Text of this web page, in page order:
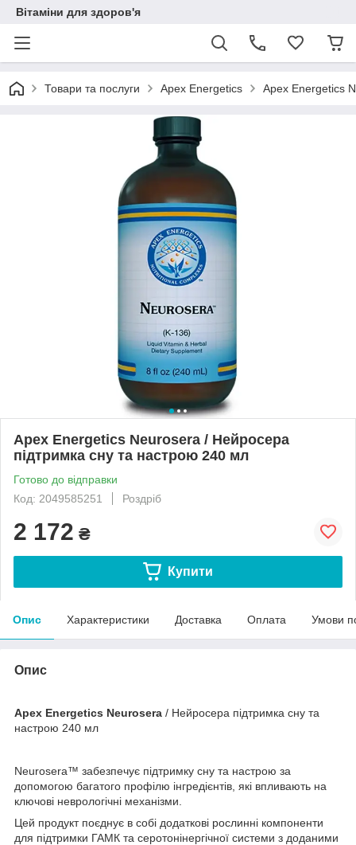
Вітаміни для здоров'я
Товари та послуги Apex Energetics Apex Energetics
Apex Energetics Neurosera / Нейросера
підтримка сну та настрою 240 мл
Готово до відправки
Код: 2049585251
Роздріб
2 172 ₴
Купити
Опис Характеристики Доставка Оплата Умови
Опис
Apex Energetics Neurosera / Нейросера підтримка сну та
настрою 240 мл
Neurosera™ забезпечує підтримку сну та настрою за
допомогою багатого профілю інгредієнтів, які впливають на
ключові неврологічні механізми.
Цей продукт поєднує в собі додаткові рослинні компоненти
для підтримки ГАМК та серотонінергічної системи з доданими